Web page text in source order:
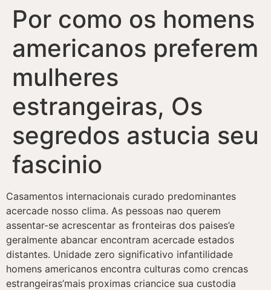
Por como os homens
americanos preferem
mulheres
estrangeiras, Os
segredos astucia seu
fascinio
Casamentos internacionais curado predominantes
acercade nosso clima. As pessoas nao querem
assentar-se acrescentar as fronteiras dos paises’e
geralmente abancar encontram acercade estados
distantes. Unidade zero significativo infantilidade
homens americanos encontra culturas como crencas
estrangeiras’mais proximas criancice sua custodia